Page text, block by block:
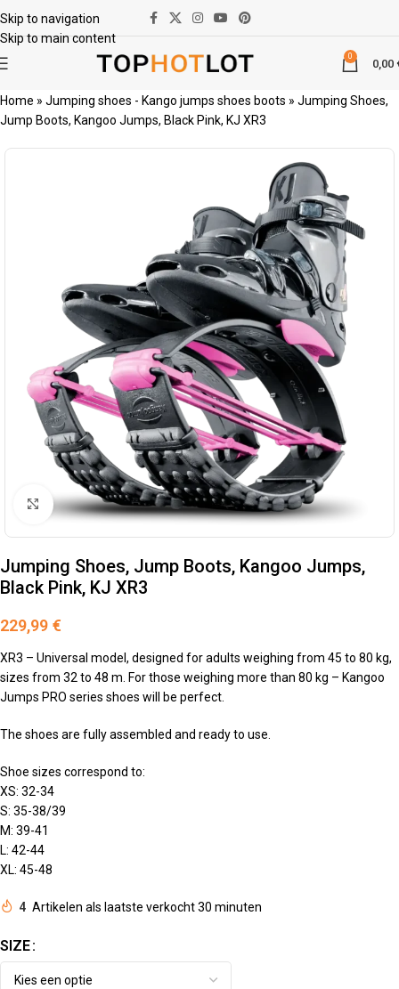
Skip to navigation
Skip to main content
0
0,00
Home » Jumping shoes - Kango jumps shoes boots » Jumping Shoes,
Jump Boots, Kangoo Jumps, Black Pink, KJ XR3
Klik om te vergroten
Jumping Shoes, Jump Boots, Kangoo Jumps,
Black Pink, KJ XR3
229,99 €
XR3 – Universal model, designed for adults weighing from 45 to 80 kg,
sizes from 32 to 48 m. For those weighing more than 80 kg – Kangoo
Jumps PRO series shoes will be perfect.
The shoes are fully assembled and ready to use.
Shoe sizes correspond to:
XS: 32-34
S: 35-38/39
M: 39-41
L: 42-44
XL: 45-48
4 Artikelen als laatste verkocht 30 minuten
SIZE